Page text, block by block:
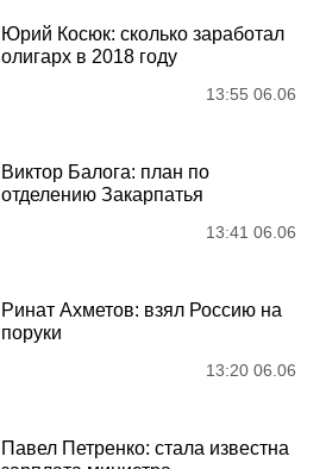
Юрий Косюк: сколько заработал
олигарх в 2018 году
13:55 06.06
Виктор Балога: план по
отделению Закарпатья
13:41 06.06
Ринат Ахметов: взял Россию на
поруки
13:20 06.06
Павел Петренко: стала известна